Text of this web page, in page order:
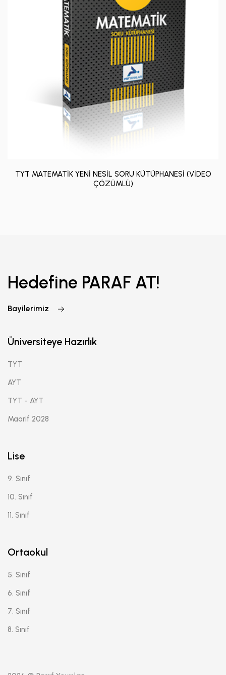
TYT MATEMATİK YENİ NESİL SORU KÜTÜPHANESİ (VİDEO
ÇÖZÜMLÜ)
Hedefine PARAF AT!
Bayilerimiz
Üniversiteye Hazırlık
TYT
AYT
TYT - AYT
Maarif 2028
Lise
9. Sınıf
10. Sınıf
11. Sınıf
Ortaokul
5. Sınıf
6. Sınıf
7. Sınıf
8. Sınıf